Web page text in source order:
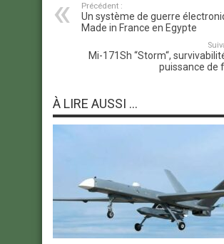
Précédent :
Un système de guerre
Made in France en Egypte
Mi-171Sh “Storm“,
puissance de
À LIRE AUSSI ...